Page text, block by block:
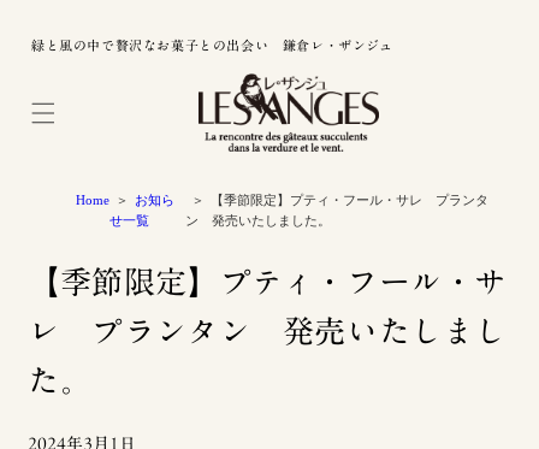
緑と風の中で贅沢なお菓子との出会い 鎌倉レ・ザンジュ
Home
お知ら
せ一覧
【季節限定】プティ・フール・サレ プランタ
ン 発売いたしました。
【季節限定】プティ・フール・サ
レ プランタン 発売いたしまし
た。
2024年3月1日